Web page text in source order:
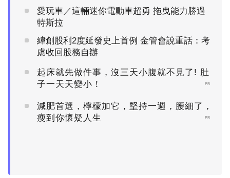
愛玩車／這輛迷你電動車超勇 拖曳能力勝過
特斯拉
緯創股利2度延發史上首例 金管會說重話：考
慮收回股務自辦
起床就先做件事，沒三天小腹就不見了! 肚
子一天天變小！
PR
減肥首選，檸檬加它，堅持一週，腰細了，
瘦到你懷疑人生
PR